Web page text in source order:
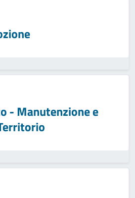
- Manutenzione e